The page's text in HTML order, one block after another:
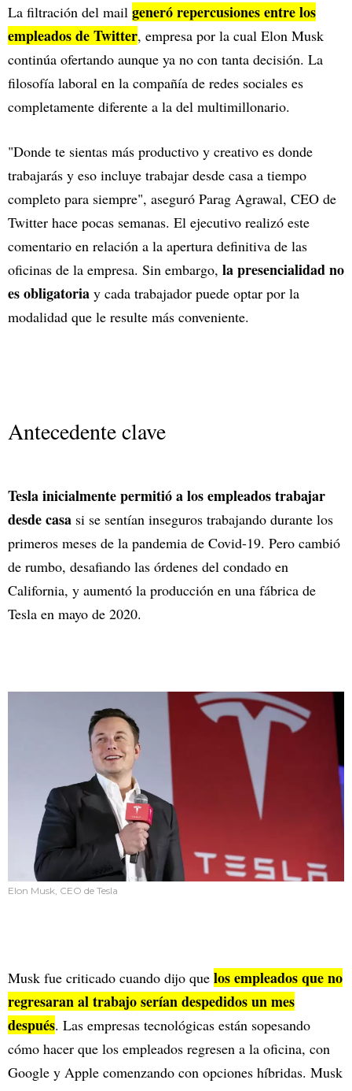
La filtración del mail generó repercusiones entre los
empleados de Twitter, empresa por la cual Elon Musk
continúa ofertando aunque ya no con tanta decisión. La
filosofía laboral en la compañía de redes sociales es
completamente diferente a la del multimillonario.
"Donde te sientas más productivo y creativo es donde
trabajarás y eso incluye trabajar desde casa a tiempo
completo para siempre", aseguró Parag Agrawal, CEO de
Twitter hace pocas semanas. El ejecutivo realizó este
comentario en relación a la apertura definitiva de las
oficinas de la empresa. Sin embargo, la presencialidad no
es obligatoria y cada trabajador puede optar por la
modalidad que le resulte más conveniente.
Antecedente clave
Tesla inicialmente permitió a los empleados trabajar
desde casa si se sentían inseguros trabajando durante los
primeros meses de la pandemia de Covid-19. Pero cambió
de rumbo, desafiando las órdenes del condado en
California, y aumentó la producción en una fábrica de
Tesla en mayo de 2020.
Elon Musk, CEO de Tesla
Musk fue criticado cuando dijo que los empleados que no
regresaran al trabajo serían despedidos un mes
después. Las empresas tecnológicas están sopesando
cómo hacer que los empleados regresen a la oficina, con
Google y Apple comenzando con opciones híbridas. Musk